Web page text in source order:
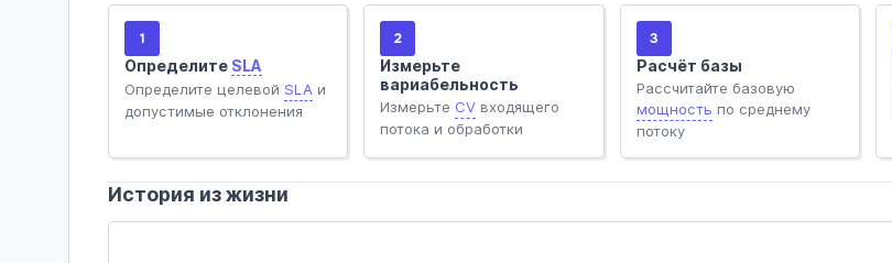
1
Определите SLA
Определите целевой SLA и
допустимые отклонения
2
Измерьте
вариабельность
Измерьте CV входящего
потока и обработки
3
Расчёт базы
Рассчитайте базовую
мощность по среднему
потоку
История из жизни